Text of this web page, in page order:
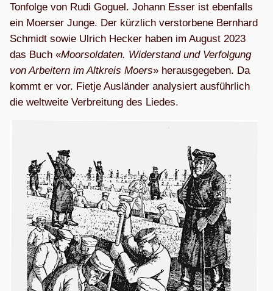
Ton­folge von Rudi Goguel. Johann Esser ist eben­falls
ein Moer­ser Junge. Der kürz­lich ver­stor­bene Bern­hard
Schmidt sowie Ulrich Hecker haben im August 2023
das Buch «Moor­sol­da­ten. Wider­stand und Ver­fol­gung
von Arbei­tern im Alt­kreis Moers» her­aus­ge­ge­ben. Da
kommt er vor. Fietje Aus­län­der ana­ly­siert aus­führ­lich
die welt­weite Ver­brei­tung des Liedes.